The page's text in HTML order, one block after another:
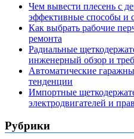
Чем вывести плесень с
эффективные способы и
Как выбрать рабочие
ремонта
Радиальные
инженерный обзор и
Автоматические
тенденции
Импортные
электродвигателей и
Рубрики